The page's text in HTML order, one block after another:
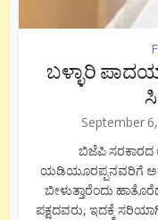
ಬಳ್ಳಾರಿ
September
ಬಿಜೆಪಿ ಸರಕಾರದ
ಯಡಿಯೂರಪ್ಪನವರಿಗೆ
ಬೀಳುತ್ತಾರೆಂದು
ಪಕ್ಷದವರು, ಇದಕ್ಕೆ